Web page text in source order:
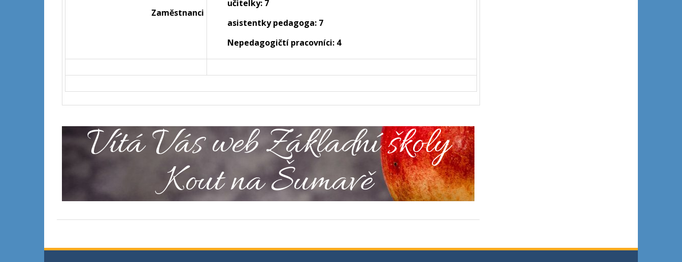
Zaměstnanci
učitelky: 7
asistentky pedagoga: 7
Nepedagogičtí pracovníci: 4
Vítá Vás web Základní školy
Kout na Šumavě